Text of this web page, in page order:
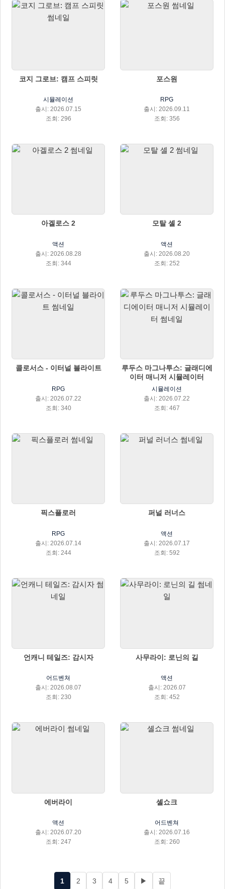
코지 그로브: 캠프 스피릿
시뮬레이션
출시: 2026.07.15
조회: 296
포스원
RPG
출시: 2026.09.11
조회: 356
아겔로스 2
액션
출시: 2026.08.28
조회: 344
모탈 셸 2
액션
출시: 2026.08.20
조회: 252
콜로서스 - 이터널 블라이트
RPG
출시: 2026.07.22
조회: 340
루두스 마그나투스: 글래디에
이터 매니저 시뮬레이터
시뮬레이션
출시: 2026.07.22
조회: 467
픽스플로러
RPG
출시: 2026.07.14
조회: 244
퍼널 러너스
액션
출시: 2026.07.17
조회: 592
언캐니 테일즈: 감시자
어드벤쳐
출시: 2026.08.07
조회: 230
사무라이: 로닌의 길
액션
출시: 2026.07
조회: 452
에버라이
액션
출시: 2026.07.20
조회: 247
셸쇼크
어드벤쳐
출시: 2026.07.16
조회: 260
1 2 3 4 5 ▶ 끝